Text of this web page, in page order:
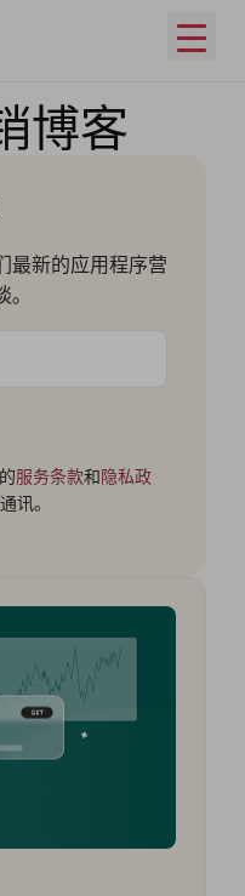
打开
博客
最新的应用程序营
服务条款和隐私政
讯。